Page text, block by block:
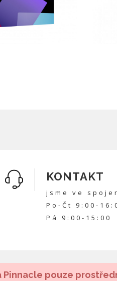
KONTAKT
jsme ve
Po-Čt 9:00-
Pá 9:00-15:00
pouze